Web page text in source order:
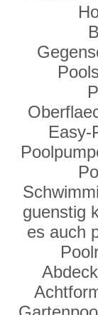
Easy-
guenstig
es auch